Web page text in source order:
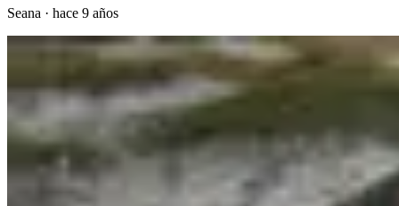
Seana · hace 9 años